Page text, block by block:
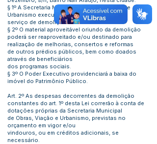
§ 1º A Secretaria Municipal de Obras, Viação e
Urbanismo executará o
serviço de demolição.
§ 2º O material aproveitável oriundo da demolição
poderá ser reaproveitado e/ou destinado para
realização de melhorias, consertos e reformas
de outros prédios públicos, bem como doados
através de beneficiários
dos programas sociais.
§ 3º O Poder Executivo providenciará a baixa do
imóvel do Patrimônio Público.
Art. 2º As despesas decorrentes da demolição
constantes do art. 1º desta Lei correrão à conta de
dotações próprias da Secretaria Municipal
de Obras, Viação e Urbanismo, previstas no
orçamento em vigor e/ou
vindouros, ou em créditos adicionais, se
necessário.